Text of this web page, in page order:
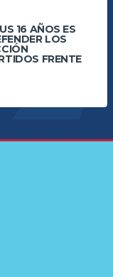
16 AÑOS ES
LOS
FRENTE